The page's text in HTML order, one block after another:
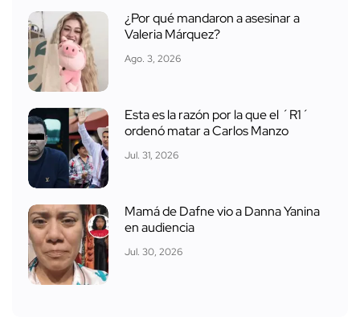
¿Por qué mandaron a asesinar a
Valeria Márquez?
Ago. 3, 2026
Esta es la razón por la que el ´R1´
ordenó matar a Carlos Manzo
Jul. 31, 2026
Mamá de Dafne vio a Danna Yanina
en audiencia
Jul. 30, 2026